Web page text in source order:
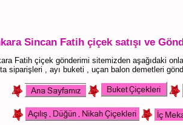
Sincan Fatih çiçek satışı ve
Fatih çiçek gönderimi sitemizden aşağıdaki
siparişleri , ayı buketi , uçan balon demetleri